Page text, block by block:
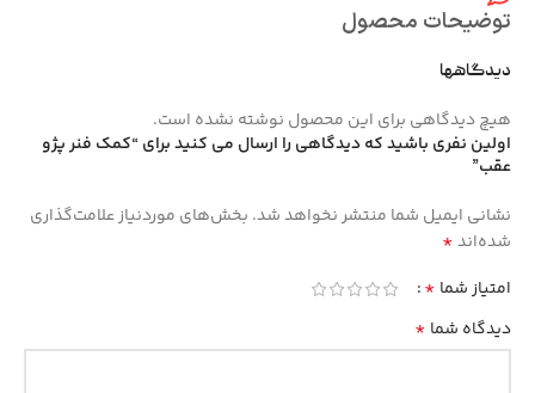
توضیحات محصول
دیدگاهها
هیچ دیدگاهی برای این محصول نوشته نشده است.
اولین نفری باشید که دیدگاهی را ارسال می کنید برای “کمک فنر پژو
عقب”
نشانی ایمیل شما منتشر نخواهد شد. بخش‌های موردنیاز علامت‌گذاری
شده‌اند*
امتیاز شما *
دیدگاه شما *